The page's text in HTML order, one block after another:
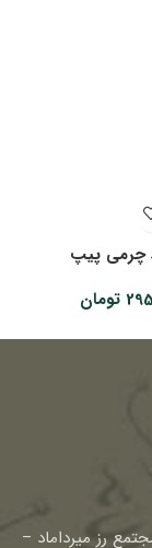
چرمی پیپ
تومان
رز میرداماد –